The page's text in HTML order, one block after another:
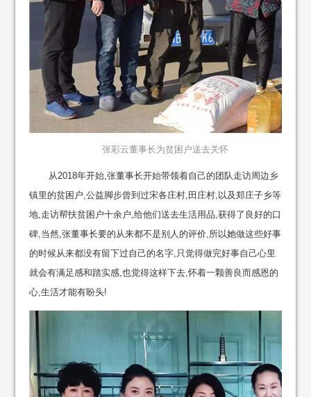
张彩云董事长为贫困户送去关怀
从2018年开始,张董事长开始带领着自己的团队走访周边乡
镇里的贫困户,公益脚步曾到过宋各庄村,田庄村,以及郑庄子乡等
地,走访帮扶贫困户十余户,给他们送去生活用品,获得了良好的口
碑,当然,张董事长要的从来都不是别人的评价,所以她做这些好事
的时候从来都没有留下过自己的名字,只觉得做完好事自己心里
就会有满足感和踏实感,也觉得这样下去,怀着一颗善良而感恩的
心,生活才能有盼头!